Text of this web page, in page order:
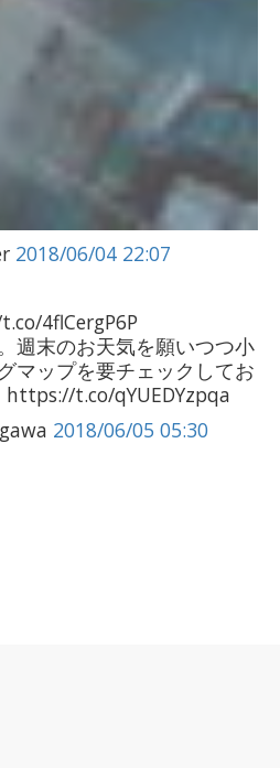
2018/06/04 22:07
4flCergP6P
週末のお天気を願いつつ小
マップを要チェックしてお
https://t.co/qYUEDYzpqa
2018/06/05 05:30